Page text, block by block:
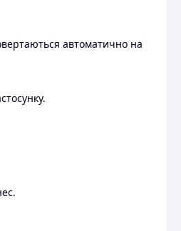
автоматично на